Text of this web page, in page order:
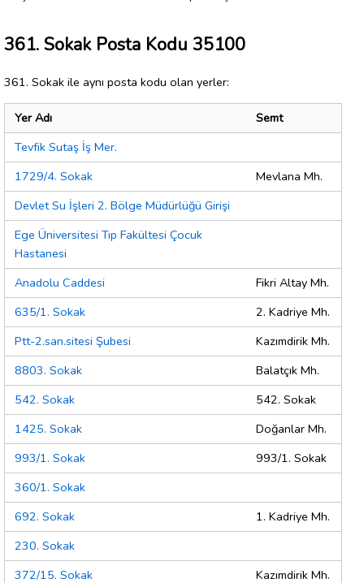
361. Sokak Posta Kodu 35100
361. Sokak ile aynı posta kodu olan yerler:
Yer Adı
Semt
Tevfik Sutaş İş Mer.
1729/4. Sokak
Mevlana Mh.
Devlet Su İşleri 2. Bölge Müdürlüğü Girişi
Ege Üniversitesi Tıp Fakültesi Çocuk
Hastanesi
Anadolu Caddesi
Fikri Altay Mh.
635/1. Sokak
2. Kadriye Mh.
Ptt-2.san.sitesi Şubesi
Kazımdirik Mh.
8803. Sokak
Balatçık Mh.
542. Sokak
542. Sokak
1425. Sokak
Doğanlar Mh.
993/1. Sokak
993/1. Sokak
360/1. Sokak
692. Sokak
1. Kadriye Mh.
230. Sokak
372/15. Sokak
Kazımdirik Mh.